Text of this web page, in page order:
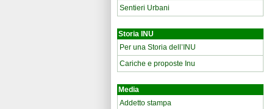
Sentieri Urbani
Storia INU
Per una Storia dell’INU
Cariche e proposte Inu
Media
Addetto stampa